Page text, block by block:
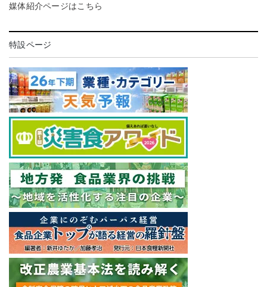
媒体紹介ページはこちら
特設ページ